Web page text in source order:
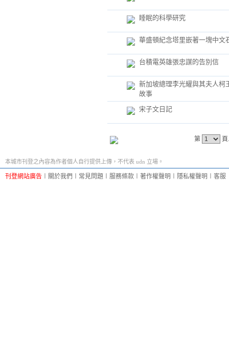
睡眠的科學研究
華盛頓紀念塔里嵌著一塊中文
台積電英雄張忠謀的告別信
新加坡總理李光耀與其夫人柯
故事
宋子文日記
第
本城市刊登之內容為作者個人自行提供上傳，不代表 udn 立場。
刊登網站廣告 關於我們 常見問題 服務條款 著作權聲明 隱私權聲明 客服